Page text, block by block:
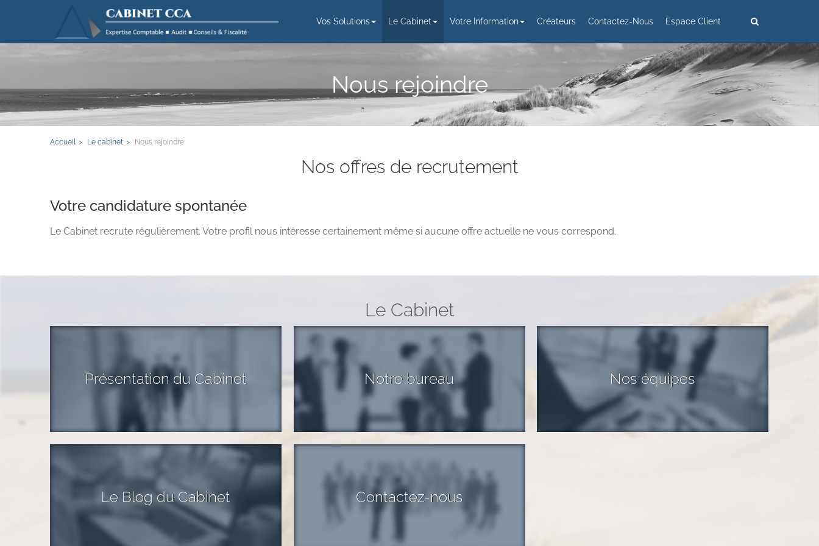
Vos Solutions Le Cabinet Votre Information Créateurs Contactez-Nous Espace Client
Nous rejoindre
Accueil Le cabinet Nous rejoindre
Nos offres de recrutement
Votre candidature spontanée
Le Cabinet recrute régulièrement. Votre profil nous intéresse certainement même si aucune offre actuelle ne vous correspond.
Le Cabinet
Présentation du Cabinet Notre bureau Nos équipes
Le Blog du Cabinet Contactez-nous